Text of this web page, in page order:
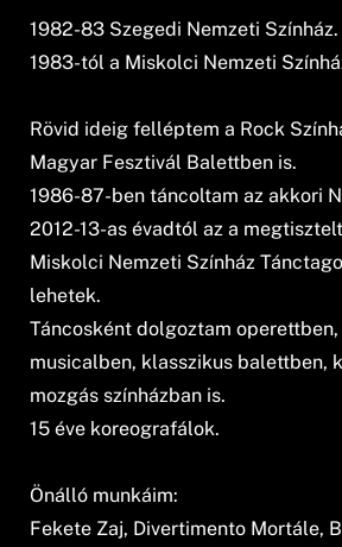
1982-83 Szegedi Nemzeti Színház.
1983-tól a Miskolci Nemzeti
Rövid ideig felléptem a Rock
Magyar Fesztivál Balettben is.
1986-87-ben táncoltam az akkori
2012-13-as évadtól az a
Miskolci Nemzeti Színház
lehetek.
Táncosként dolgoztam operettben,
musicalben, klasszikus balettben,
mozgás színházban is.
15 éve koreografálok.
Önálló munkáim:
Fekete Zaj, Divertimento Mortále,